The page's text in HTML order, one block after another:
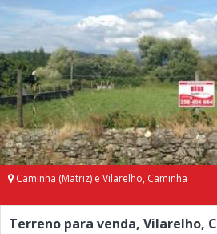
Caminha (Matriz) e Vilarelho, Caminha
Terreno para venda, Vilarelho,